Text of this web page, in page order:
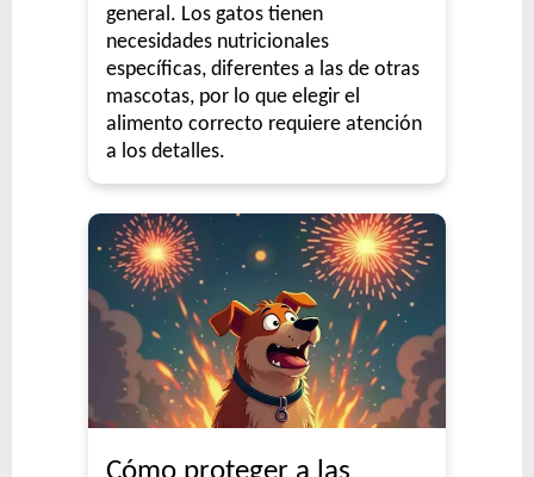
general. Los gatos tienen
necesidades nutricionales
específicas, diferentes a las de otras
mascotas, por lo que elegir el
alimento correcto requiere atención
a los detalles.